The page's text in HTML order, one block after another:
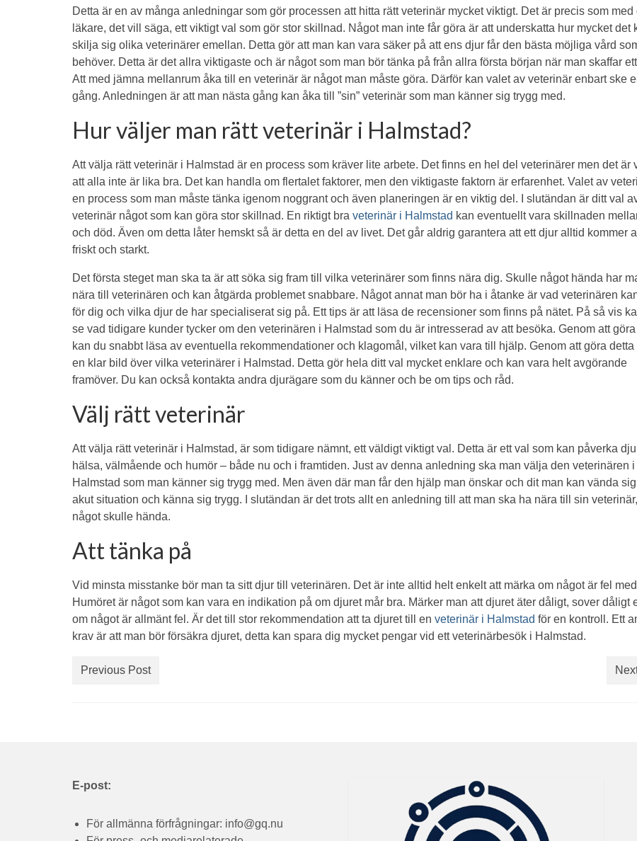
Detta är en av många anledningar som gör processen att hitta rätt veterinär mycket viktigt. Det är precis som med
läkare, det vill säga, ett viktigt val som gör stor skillnad. Något man inte får göra är att underskatta hur mycket det
skilja sig olika veterinärer emellan. Detta gör att man kan vara säker på att ens djur får den bästa möjliga vård
behöver. Detta är det allra viktigaste och är något som man bör tänka på från allra första början när man skaffar
Att med jämna mellanrum åka till en veterinär är något man måste göra. Därför kan valet av veterinär enbart ske
gång. Anledningen är att man nästa gång kan åka till ”sin” veterinär som man känner sig trygg med.
Hur väljer man rätt veterinär i Halmstad?
Att välja rätt veterinär i Halmstad är en process som kräver lite arbete. Det finns en hel del veterinärer men det är
att alla inte är lika bra. Det kan handla om flertalet faktorer, men den viktigaste faktorn är erfarenhet. Valet av
en process som man måste tänka igenom noggrant och även planeringen är en viktig del. I slutändan är ditt val
veterinär något som kan göra stor skillnad. En riktigt bra veterinär i Halmstad kan eventuellt vara skillnaden
och död. Även om detta låter hemskt så är detta en del av livet. Det går aldrig garantera att ett djur alltid kommer
friskt och starkt.
Det första steget man ska ta är att söka sig fram till vilka veterinärer som finns nära dig. Skulle något hända har
nära till veterinären och kan åtgärda problemet snabbare. Något annat man bör ha i åtanke är vad veterinären
för dig och vilka djur de har specialiserat sig på. Ett tips är att läsa de recensioner som finns på nätet. På så vis
se vad tidigare kunder tycker om den veterinären i Halmstad som du är intresserad av att besöka. Genom att göra
kan du snabbt läsa av eventuella rekommendationer och klagomål, vilket kan vara till hjälp. Genom att göra detta
en klar bild över vilka veterinärer i Halmstad. Detta gör hela ditt val mycket enklare och kan vara helt avgörande
framöver. Du kan också kontakta andra djurägare som du känner och be om tips och råd.
Välj rätt veterinär
Att välja rätt veterinär i Halmstad, är som tidigare nämnt, ett väldigt viktigt val. Detta är ett val som kan påverka
hälsa, välmående och humör – både nu och i framtiden. Just av denna anledning ska man välja den veterinären i
Halmstad som man känner sig trygg med. Men även där man får den hjälp man önskar och dit man kan vända
akut situation och känna sig trygg. I slutändan är det trots allt en anledning till att man ska ha nära till sin
något skulle hända.
Att tänka på
Vid minsta misstanke bör man ta sitt djur till veterinären. Det är inte alltid helt enkelt att märka om något är fel
Humöret är något som kan vara en indikation på om djuret mår bra. Märker man att djuret äter dåligt, sover dåligt
om något är allmänt fel. Är det till stor rekommendation att ta djuret till en veterinär i Halmstad för en kontroll. Ett
krav är att man bör försäkra djuret, detta kan spara dig mycket pengar vid ett veterinärbesök i Halmstad.
Previous Post
E-post:
För allmänna förfrågningar: info@gq.nu